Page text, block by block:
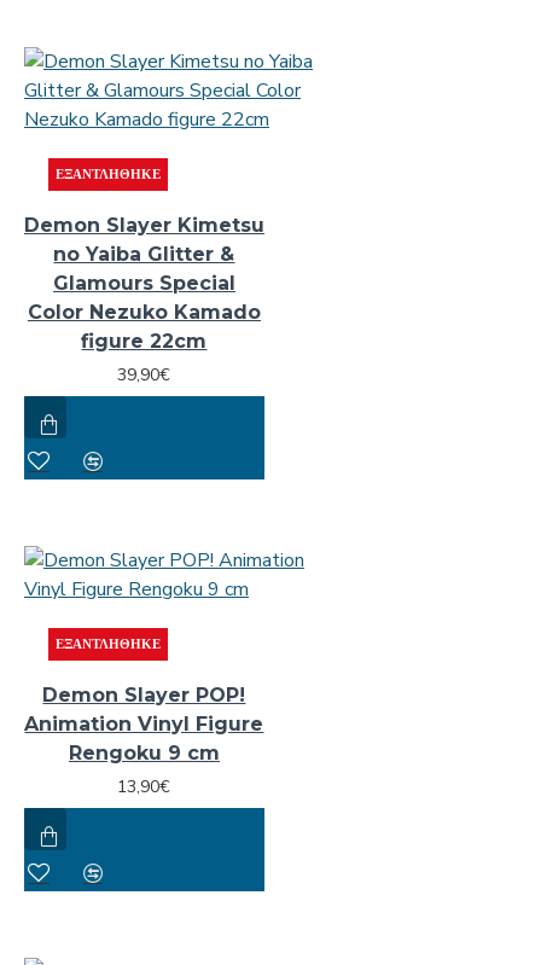
ΕΞΑΝΤΛΉΘΗΚΕ
Demon Slayer Kimetsu
no Yaiba Glitter &
Glamours Special
Color Nezuko Kamado
figure 22cm
39,90€
ΕΞΑΝΤΛΉΘΗΚΕ
Demon Slayer POP!
Animation Vinyl Figure
Rengoku 9 cm
13,90€